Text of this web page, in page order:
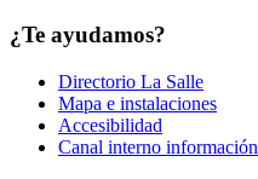
¿Te ayudamos?
Directorio La Salle
Mapa e instalaciones
Accesibilidad
Canal interno información